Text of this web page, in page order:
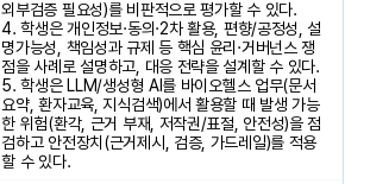
외부검증 필요성)를 비판적으로 평가할 수 있다.
4. 학생은 개인정보·동의·2차 활용, 편향/공정성, 설
명가능성, 책임성과 규제 등 핵심 윤리·거버넌스 쟁
점을 사례로 설명하고, 대응 전략을 설계할 수 있다.
5. 학생은 LLM/생성형 AI를 바이오헬스 업무(문서
요약, 환자교육, 지식검색)에서 활용할 때 발생 가능
한 위험(환각, 근거 부재, 저작권/표절, 안전성)을 점
검하고 안전장치(근거제시, 검증, 가드레일)를 적용
할 수 있다.